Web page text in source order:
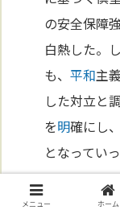
の安全保障
白熱した。
も、平和主
した対立と
を明確にし
となっていっ
メニュー ホーム